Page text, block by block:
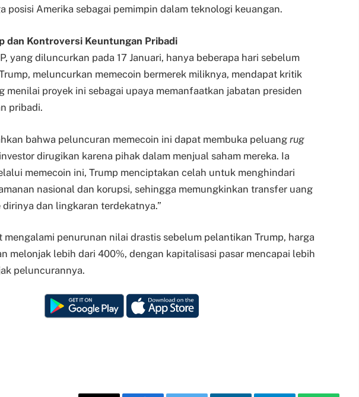
posisi Amerika sebagai pemimpin dalam teknologi keuangan.
dan Kontroversi Keuntungan Pribadi
yang diluncurkan pada 17 Januari, hanya beberapa hari sebelum
meluncurkan memecoin bermerek miliknya, mendapat kritik
menilai proyek ini sebagai upaya memanfaatkan jabatan presiden
pribadi.
bahwa peluncuran memecoin ini dapat membuka peluang rug
dirugikan karena pihak dalam menjual saham mereka. Ia
memecoin ini, Trump menciptakan celah untuk menghindari
nasional dan korupsi, sehingga memungkinkan transfer uang
dirinya dan lingkaran terdekatnya.”
mengalami penurunan nilai drastis sebelum pelantikan Trump, harga
melonjak lebih dari 400%, dengan kapitalisasi pasar mencapai lebih
peluncurannya.